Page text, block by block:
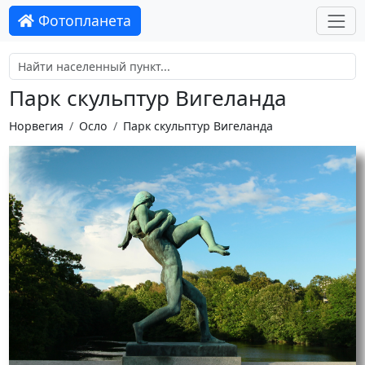
Фотопланета
Парк скульптур Вигеланда
Норвегия Осло Парк скульптур Вигеланда